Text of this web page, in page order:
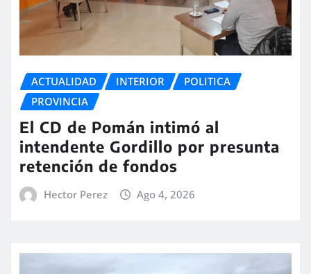
ACTUALIDAD INTERIOR
POLITICA
PROVINCIA
El CD de Pomán intimó al
intendente Gordillo por presunta
retención de fondos
Hector Perez Ago 4, 2026